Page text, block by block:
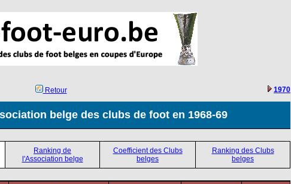
Retour 1970
belge des clubs de foot en 1968-69
Ranking de
l'Association belge
Coefficient des Clubs
belges
Ranking des Clubs
belges